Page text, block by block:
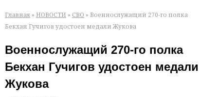
Главная » НОВОСТИ » СВО » Военнослужащий 270-го полка
Бекхан Гучигов удостоен медали Жукова
Военнослужащий 270-го полка
Бекхан Гучигов удостоен медали
Жукова